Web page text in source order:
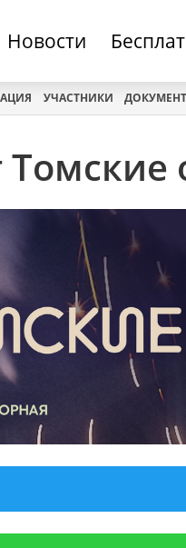
Новости
УЧАСТНИКИ